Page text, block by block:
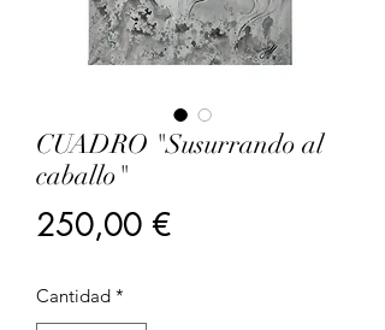
CUADRO "Susurrando al
caballo"
250,00 €Precio
Cantidad *